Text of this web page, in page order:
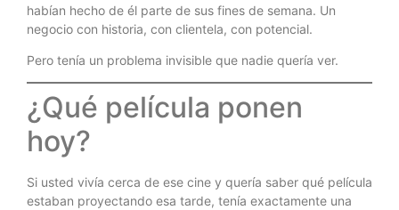
habían hecho de él parte de sus fines de semana. Un
negocio con historia, con clientela, con potencial.
Pero tenía un problema invisible que nadie quería ver.
¿Qué película ponen
hoy?
Si usted vivía cerca de ese cine y quería saber qué película
estaban proyectando esa tarde, tenía exactamente una